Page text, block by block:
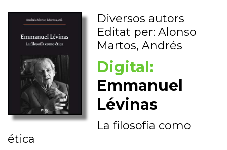
Diversos autors
Editat per: Alonso
Martos, Andrés
Digital:
Emmanuel
Lévinas
La filosofía como
ética